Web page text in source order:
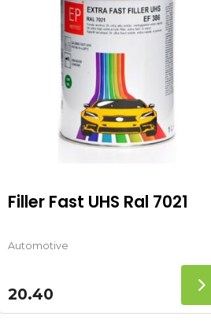
Filler Fast UHS Ral 7021
Automotive
20.40